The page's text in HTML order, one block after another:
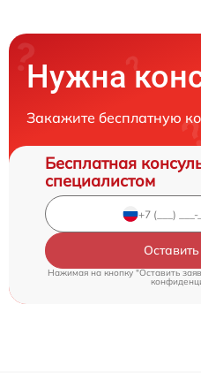
Нужна
Закажите бесплатную
Бесплатная
специалистом
Нажимая на кнопку "Оставить